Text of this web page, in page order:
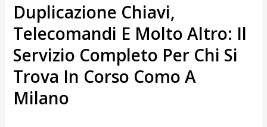
Duplicazione Chiavi,
Telecomandi E Molto Altro: Il
Servizio Completo Per Chi Si
Trova In Corso Como A
Milano